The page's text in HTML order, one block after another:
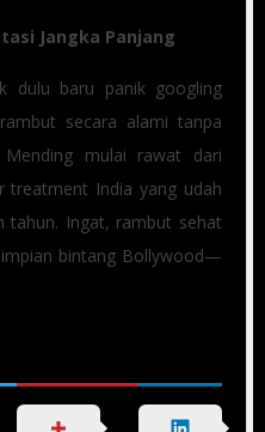
Jangka Panjang
dulu baru panik googling
secara alami tanpa
mulai rawat dari
treatment India yang udah
tahun. Ingat, rambut sehat
bintang Bollywood—